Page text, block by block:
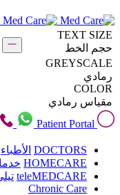
TEXT SIZE
حجم الخط
GREYSCALE
رمادي
COLOR
مقياس رمادي
Patient Portal
DOCTORS الأطباء
HOMECARE
teleMEDCARE
Chronic Care